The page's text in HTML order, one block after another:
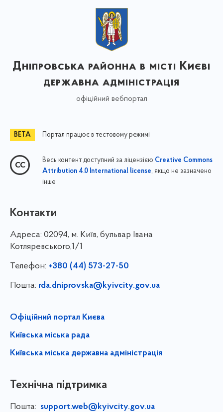
Дніпровська районна в місті Києві
державна адміністрація
офіційний вебпортал
Портал працює в тестовому режимі
Весь контент доступний за ліцензією Creative Commons
Attribution 4.0 International license, якщо не зазначено
інше
Контакти
Адреса: 02094, м. Київ, бульвар Івана
Котляревського,1/1
Телефон: +380 (44) 573-27-50
Пошта: rda.dniprovska@kyivcity.gov.ua
Офіційний портал Києва
Київська міська рада
Київська міська державна адміністрація
Технічна підтримка
Пошта: support.web@kyivcity.gov.ua